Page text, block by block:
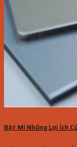
Bật Mí Những Lợi Ích